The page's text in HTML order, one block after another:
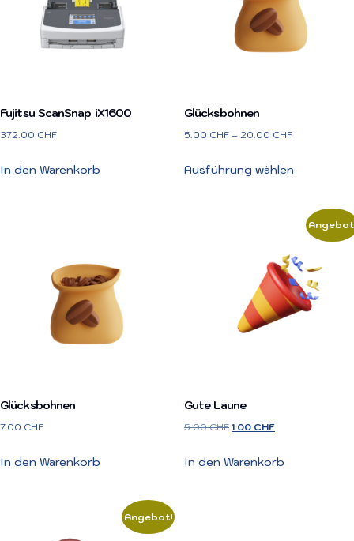
Fujitsu ScanSnap iX1600
372.00 CHF
In den Warenkorb
Glücksbohnen
5.00 CHF – 20.00 CHF
Ausführung wählen
Glücksbohnen
7.00 CHF
In den Warenkorb
Gute Laune
5.00CHF 1.00 CHF
In den Warenkorb
Angebot!